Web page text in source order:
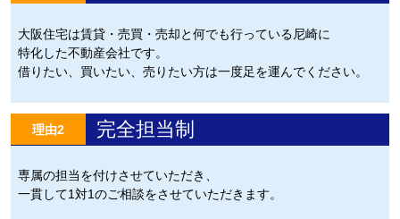
大阪住宅は賃貸・売買・売却と何でも行っている尼崎に
特化した不動産会社です。
借りたい、買いたい、売りたい方は一度足を運んでください。
理由2 完全担当制
専属の担当を付けさせていただき、
一貫して1対1のご相談をさせていただきます。